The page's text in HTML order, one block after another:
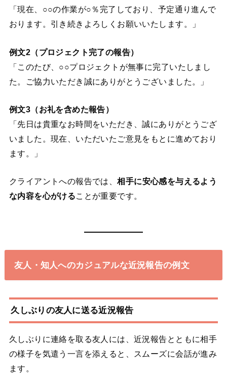
「現在、○○の作業が○％完了しており、予定通り進んで
おります。引き続きよろしくお願いいたします。」
例文2（プロジェクト完了の報告）
「このたび、○○プロジェクトが無事に完了いたしまし
た。ご協力いただき誠にありがとうございました。」
例文3（お礼を含めた報告）
「先日は貴重なお時間をいただき、誠にありがとうござ
いました。現在、いただいたご意見をもとに進めており
ます。」
クライアントへの報告では、相手に安心感を与えるよう
な内容を心がけることが重要です。
友人・知人へのカジュアルな近況報告の例文
久しぶりの友人に送る近況報告
久しぶりに連絡を取る友人には、近況報告とともに相手
の様子を気遣う一言を添えると、スムーズに会話が進み
ます。